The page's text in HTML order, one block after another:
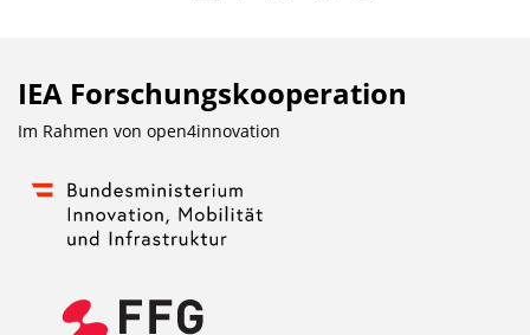
IEA Forschungs­kooperation
Im Rahmen von open4innovation